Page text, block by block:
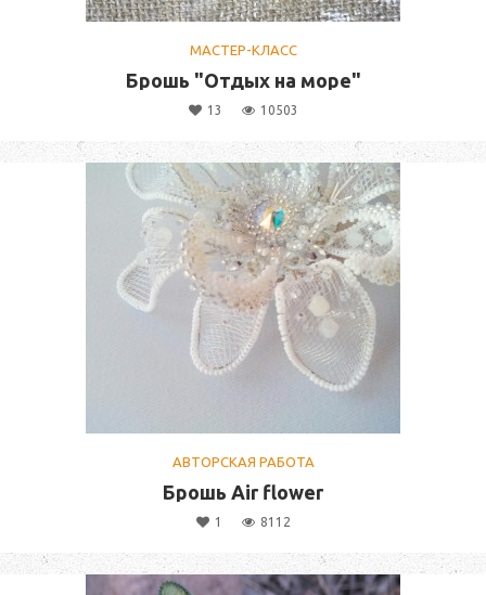
МАСТЕР-КЛАСС
Брошь "Отдых на море"
13 10503
АВТОРСКАЯ РАБОТА
Брошь Air flower
1 8112